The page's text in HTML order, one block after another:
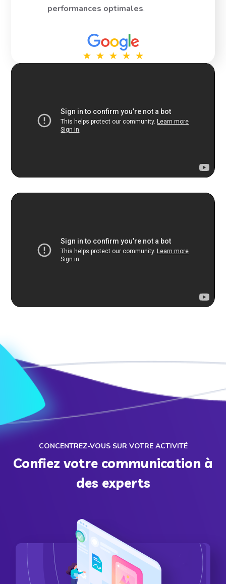
performances optimales.
CONCENTREZ-VOUS SUR VOTRE ACTIVITÉ
Confiez votre communication à
des experts